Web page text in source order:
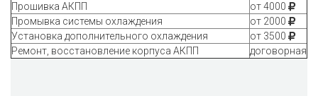
Прошивка АКПП
от 4000
Промывка системы охлаждения
от 2000
Установка дополнительного охлаждения
от 3500
Ремонт, восстановление корпуса АКПП
договорная